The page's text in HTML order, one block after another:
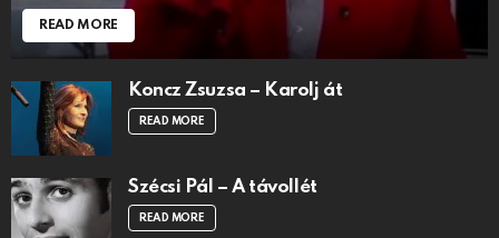
READ MORE
Koncz Zsuzsa – Karolj át
READ MORE
Szécsi Pál – A távollét
READ MORE